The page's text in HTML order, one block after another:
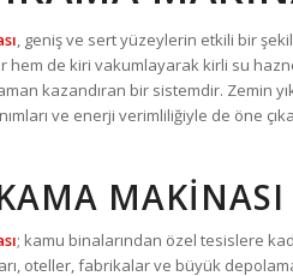
, geniş ve sert yüzeylerin etkili bir
de kiri vakumlayarak kirli su
kazandıran bir sistemdir. Zemin
ve enerji verimliliğiyle de öne
; kamu binalarından özel tesislere
oteller, fabrikalar ve büyük